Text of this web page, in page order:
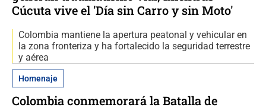
Cúcuta vive el 'Día sin Carro y sin Moto'
Colombia mantiene la apertura peatonal y vehicular en
la zona fronteriza y ha fortalecido la seguridad terrestre
y aérea
Homenaje
Colombia conmemorará la Batalla de